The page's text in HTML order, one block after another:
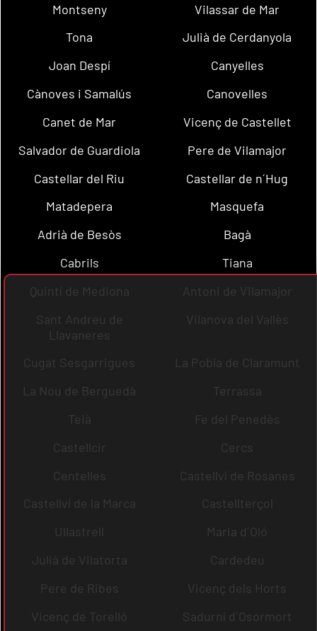
Montseny
Vilassar de Mar
Tona
Julià de Cerdanyola
Joan Despí
Canyelles
Cànoves i Samalús
Canovelles
Canet de Mar
Vicenç de Castellet
Salvador de Guardiola
Pere de Vilamajor
Castellar del Riu
Castellar de n´Hug
Matadepera
Masquefa
Adrià de Besòs
Bagà
Cabrils
Tiana
Quintí de Mediona
Antoni de Vilamajor
Sant Andreu de
Llavaneres
Vilanova del Vallès
Cugat Sesgarrigues
La Pobla de Claramunt
La Nou de Berguedà
Terrassa
Teià
Fe del Penedès
Castellcir
Cercs
Centelles
Castellví de Rosanes
Castellví de la Marca
Castellterçol
Ullastrell
Maria d´Oló
Julià de Vilatorta
Cardedeu
Pere de Ribes
Vicenç dels Horts
Vicenç de Torelló
Sadurní d´Osormort